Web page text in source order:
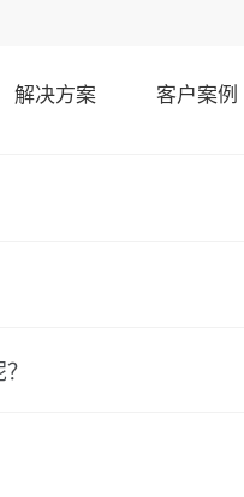
解决方案 客户案例